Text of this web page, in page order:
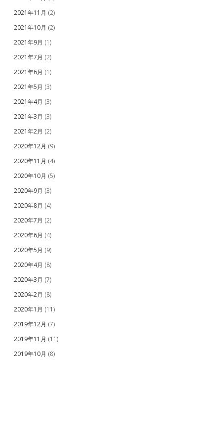
2021年11月 (2)
2021年10月 (2)
2021年9月 (1)
2021年7月 (2)
2021年6月 (1)
2021年5月 (3)
2021年4月 (3)
2021年3月 (3)
2021年2月 (2)
2020年12月 (9)
2020年11月 (4)
2020年10月 (5)
2020年9月 (3)
2020年8月 (4)
2020年7月 (2)
2020年6月 (4)
2020年5月 (9)
2020年4月 (8)
2020年3月 (7)
2020年2月 (8)
2020年1月 (11)
2019年12月 (7)
2019年11月 (11)
2019年10月 (8)